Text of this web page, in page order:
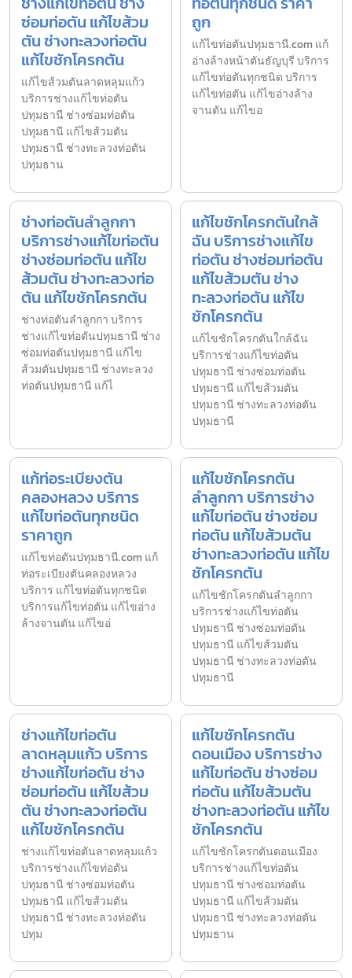
ซ่อมท่อตัน แก้ไขส้วม
ตัน ช่างทะลวงท่อตัน
แก้ไขชักโครกตัน
แก้ไขส้วมตันลาดหลุมแก้ว
บริการช่างแก้ไขท่อตัน
ปทุมธานี ช่างซ่อมท่อตัน
ปทุมธานี แก้ไขส้วมตัน
ปทุมธานี ช่างทะลวงท่อตัน
ปทุมธาน
ถูก
แก้ไขท่อตันปทุมธานี.com แก้
อ่างล้างหน้าตันธัญบุรี บริการ
แก้ไขท่อตันทุกชนิด บริการ
แก้ไขท่อตัน แก้ไขอ่างล้าง
จานตัน แก้ไขอ
ช่างท่อตันลำลูกกา
บริการช่างแก้ไขท่อตัน
ช่างซ่อมท่อตัน แก้ไข
ส้วมตัน ช่างทะลวงท่อ
ตัน แก้ไขชักโครกตัน
ช่างท่อตันลำลูกกา บริการ
ช่างแก้ไขท่อตันปทุมธานี ช่าง
ซ่อมท่อตันปทุมธานี แก้ไข
ส้วมตันปทุมธานี ช่างทะลวง
ท่อตันปทุมธานี แก้ไ
แก้ไขชักโครกตันใกล้
ฉัน บริการช่างแก้ไข
ท่อตัน ช่างซ่อมท่อตัน
แก้ไขส้วมตัน ช่าง
ทะลวงท่อตัน แก้ไข
ชักโครกตัน
แก้ไขชักโครกตันใกล้ฉัน
บริการช่างแก้ไขท่อตัน
ปทุมธานี ช่างซ่อมท่อตัน
ปทุมธานี แก้ไขส้วมตัน
ปทุมธานี ช่างทะลวงท่อตัน
ปทุมธานี
แก้ท่อระเบียงตัน
คลองหลวง บริการ
แก้ไขท่อตันทุกชนิด
ราคาถูก
แก้ไขท่อตันปทุมธานี.com แก้
ท่อระเบียงตันคลองหลวง
บริการ แก้ไขท่อตันทุกชนิด
บริการแก้ไขท่อตัน แก้ไขอ่าง
ล้างจานตัน แก้ไขอ่
แก้ไขชักโครกตัน
ลำลูกกา บริการช่าง
แก้ไขท่อตัน ช่างซ่อม
ท่อตัน แก้ไขส้วมตัน
ช่างทะลวงท่อตัน แก้ไข
ชักโครกตัน
แก้ไขชักโครกตันลำลูกกา
บริการช่างแก้ไขท่อตัน
ปทุมธานี ช่างซ่อมท่อตัน
ปทุมธานี แก้ไขส้วมตัน
ปทุมธานี ช่างทะลวงท่อตัน
ปทุมธานี
ช่างแก้ไขท่อตัน
ลาดหลุมแก้ว บริการ
ช่างแก้ไขท่อตัน ช่าง
ซ่อมท่อตัน แก้ไขส้วม
ตัน ช่างทะลวงท่อตัน
แก้ไขชักโครกตัน
ช่างแก้ไขท่อตันลาดหลุมแก้ว
บริการช่างแก้ไขท่อตัน
ปทุมธานี ช่างซ่อมท่อตัน
ปทุมธานี แก้ไขส้วมตัน
ปทุมธานี ช่างทะลวงท่อตัน
ปทุม
แก้ไขชักโครกตัน
ดอนเมือง บริการช่าง
แก้ไขท่อตัน ช่างซ่อม
ท่อตัน แก้ไขส้วมตัน
ช่างทะลวงท่อตัน แก้ไข
ชักโครกตัน
แก้ไขชักโครกตันดอนเมือง
บริการช่างแก้ไขท่อตัน
ปทุมธานี ช่างซ่อมท่อตัน
ปทุมธานี แก้ไขส้วมตัน
ปทุมธานี ช่างทะลวงท่อตัน
ปทุมธาน